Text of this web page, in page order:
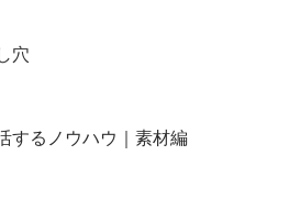
穴
するノウハウ｜素材編